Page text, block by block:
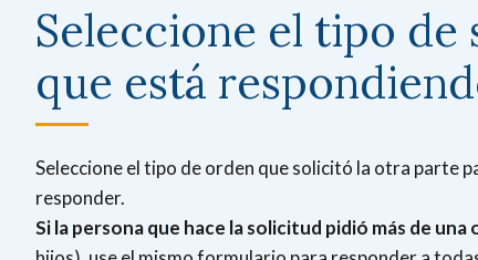
Seleccione el tipo
que está
Seleccione el tipo de orden que solicitó la otra parte
responder.
Si la persona que hace la solicitud pidió más de una